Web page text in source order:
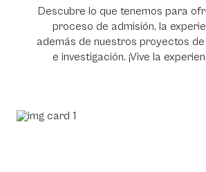
Descubre lo que tenemos para
proceso de admisión, la
además de nuestros proyectos
e investigación. ¡Vive la